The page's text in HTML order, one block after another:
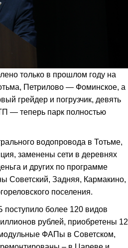
только в прошлом году на
Петрилово — Фоминское, а
грейдер и погрузчик, девять
— теперь парк полностью
водопровода в Тотьме,
заменены сети в деревнях
и других по программе
Советский, Задняя, Кармакино,
поселения.
более 120 видов
рублей, приобретены 12
ФАПы в Советском,